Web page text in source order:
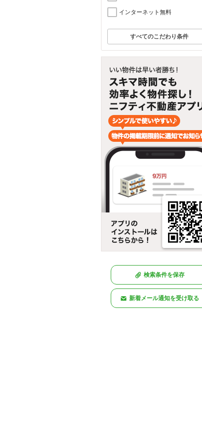
インターネット無料
すべてのこだわり条件
検索条件を保存
新着メール通知を受け取る